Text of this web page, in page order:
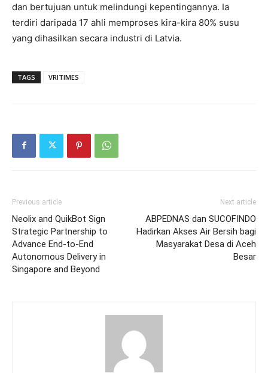
dan bertujuan untuk melindungi kepentingannya. Ia
terdiri daripada 17 ahli memproses kira-kira 80% susu
yang dihasilkan secara industri di Latvia.
TAGS VRITIMES
Previous article
Neolix and QuikBot Sign
Strategic Partnership to
Advance End-to-End
Autonomous Delivery in
Singapore and Beyond
Next article
ABPEDNAS dan SUCOFINDO
Hadirkan Akses Air Bersih bagi
Masyarakat Desa di Aceh
Besar